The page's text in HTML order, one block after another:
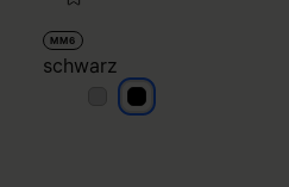
MM6
schwarz
schwarzschwarz